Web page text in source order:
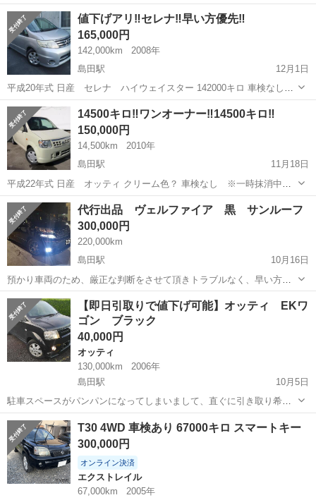
検 令和5年7月20日 ワンオーナー‼️ 純正ナビ 純正フロアマット 純正
ドアバイザー 純正アルミホイール 純正ナビ ※VICS有り 純正オプシ
ョンリ...
静岡 島田市 島田駅 ハイウェイスター
値下げアリ‼️セレナ‼️早い方優先‼️
165,000円
142,000km
2008年
島田駅
12月1日
平成20年式 日産 セレナ ハイウェイスター 142000キロ 車検なし
※一時抹消中 純正ナビ 純正フロアマット 純正ドアバイザー 純正アル
ミホイール 純正ナビ インテリジェントキー スペアキー×1個 両側パワ
ースライドド...
静岡 島田市 島田駅 ハイウェイスター
14500キロ‼️ワンオーナー‼️14500キロ‼️
150,000円
14,500km
2010年
島田駅
11月18日
平成22年式 日産 オッティ クリーム色？ 車検なし ※一時抹消中
14500キロ‼️ 5速MT 純正ドアバイザー 純正オーディオ 取扱説明書 新
車時保証書 ワンオーナー‼️ 内装はかなりキレイですが、正直、外装は
傷...
静岡 島田市 島田駅 日産 クリーム色
代行出品 ヴェルファイア 黒 サンルーフ
300,000円
220,000km
島田駅
10月16日
預かり車両のため、厳正な判断をさせて頂きトラブルなく、早い方優
先させて頂きます。 ※値下げはできません。 ※こちらの車は車検は購
入者ご自身でお願い致します。 ※私有地で走りましたが、メンテナン
スしっかりやられてきた車です。 ...
静岡 島田市 島田駅 日産 サンルーフ
【即日引取りで値下げ可能】オッティ EKワ
ゴン ブラック
40,000円
オッティ
130,000km
2006年
島田駅
10月5日
駐車スペースがパンパンになってしまいまして、直ぐに引き取り希望
です。 よろしくお願い致します。 日産 オッティ ブラック 18年式 車
検なし キーレス1本 スペアキーなし ナンバー付き コラムAT 13万7千
キロ バッテ...
静岡 島田市 オッティ スピンターン
T30 4WD 車検あり 67000キロ スマートキー
300,000円
オンライン決済
エクストレイル
67,000km
2005年